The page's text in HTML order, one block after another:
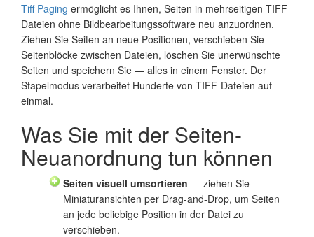
Tiff Paging ermöglicht es Ihnen, Seiten in mehrseitigen TIFF-
Dateien ohne Bildbearbeitungssoftware neu anzuordnen.
Ziehen Sie Seiten an neue Positionen, verschieben Sie
Seitenblöcke zwischen Dateien, löschen Sie unerwünschte
Seiten und speichern Sie — alles in einem Fenster. Der
Stapelmodus verarbeitet Hunderte von TIFF-Dateien auf
einmal.
Was Sie mit der Seiten-
Neuanordnung tun können
Seiten visuell umsortieren — ziehen Sie
Miniaturansichten per Drag-and-Drop, um Seiten
an jede beliebige Position in der Datei zu
verschieben.